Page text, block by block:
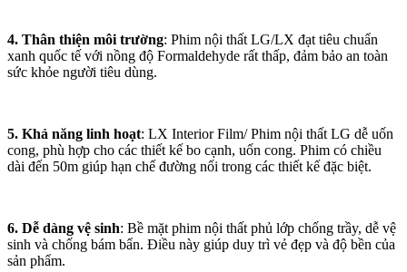
4. Thân thiện môi trường: Phim nội thất LG/LX đạt tiêu chuẩn
xanh quốc tế với nồng độ Formaldehyde rất thấp, đảm bảo an toàn
sức khỏe người tiêu dùng.
5. Khả năng linh hoạt: LX Interior Film/ Phim nội thất LG dễ uốn
cong, phù hợp cho các thiết kế bo cạnh, uốn cong. Phim có chiều
dài đến 50m giúp hạn chế đường nối trong các thiết kế đặc biệt.
6. Dễ dàng vệ sinh: Bề mặt phim nội thất phủ lớp chống trầy, dễ vệ
sinh và chống bám bẩn. Điều này giúp duy trì vẻ đẹp và độ bền của
sản phẩm.